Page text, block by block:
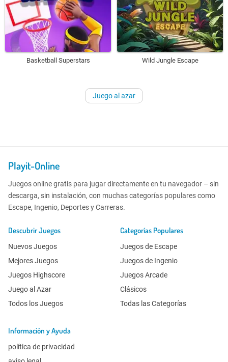
Basketball Superstars Wild Jungle Escape
Juego al azar
Playit-Online
Juegos online gratis para jugar directamente en tu navegador – sin
descarga, sin instalación, con muchas categorías populares como
Escape, Ingenio, Deportes y Carreras.
Descubrir Juegos
Nuevos Juegos
Mejores Juegos
Juegos Highscore
Juego al Azar
Todos los Juegos
Categorías Populares
Juegos de Escape
Juegos de Ingenio
Juegos Arcade
Clásicos
Todas las Categorías
Información y Ayuda
política de privacidad